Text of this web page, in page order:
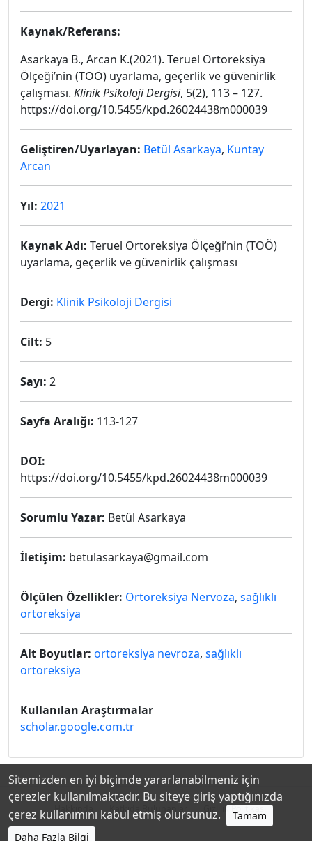
Kaynak/Referans:
Asarkaya B., Arcan K.(2021). Teruel Ortoreksiya
Ölçeği’nin (TOÖ) uyarlama, geçerlik ve güvenirlik
çalışması. Klinik Psikoloji Dergisi, 5(2), 113 – 127.
https://doi.org/10.5455/kpd.26024438m000039
Geliştiren/Uyarlayan: Betül Asarkaya, Kuntay
Arcan
Yıl: 2021
Kaynak Adı: Teruel Ortoreksiya Ölçeği’nin (TOÖ)
uyarlama, geçerlik ve güvenirlik çalışması
Dergi: Klinik Psikoloji Dergisi
Cilt: 5
Sayı: 2
Sayfa Aralığı: 113-127
DOI:
https://doi.org/10.5455/kpd.26024438m000039
Sorumlu Yazar: Betül Asarkaya
İletişim: betulasarkaya@gmail.com
Ölçülen Özellikler: Ortoreksiya Nervoza, sağlıklı
ortoreksiya
Alt Boyutlar: ortoreksiya nevroza, sağlıklı
ortoreksiya
Kullanılan Araştırmalar
scholar.google.com.tr
Hakkında Katkıda Bulunanlar Gizlilik Politikası
Sitemizden en iyi biçimde yararlanabilmeniz için
çerezler kullanılmaktadır. Bu siteye giriş yaptığınızda
çerez kullanımını kabul etmiş olursunuz.
Tamam
Daha Fazla Bilgi